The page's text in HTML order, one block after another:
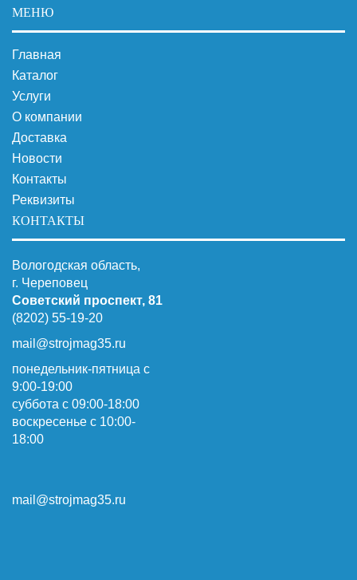
МЕНЮ
Главная
Каталог
Услуги
О компании
Доставка
Новости
Контакты
Реквизиты
КОНТАКТЫ
Вологодская область,
г. Череповец
Советский проспект, 81
(8202) 55-19-20
mail@strojmag35.ru
понедельник-пятница с
9:00-19:00
суббота c 09:00-18:00
воскресенье с 10:00-
18:00
mail@strojmag35.ru